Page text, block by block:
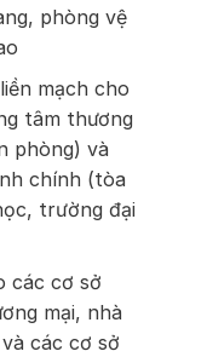
phòng vệ
mạch cho
tâm thương
phòng) và
chính (tòa
trường đại
các cơ sở
mại, nhà
các cơ sở